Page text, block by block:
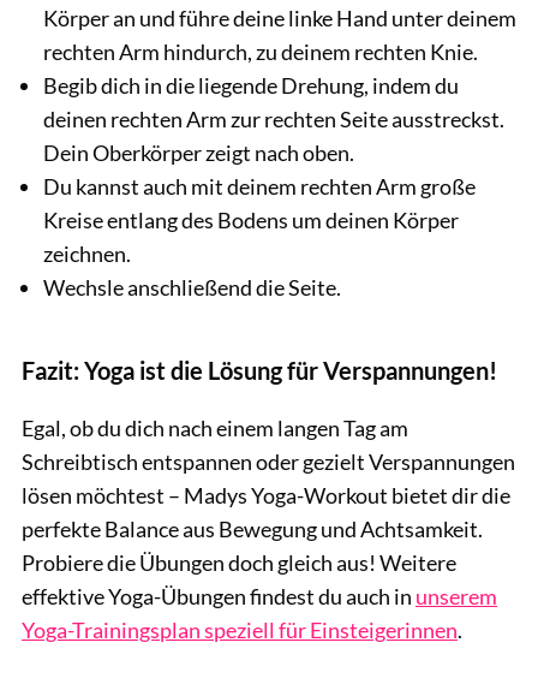
Körper an und führe deine linke Hand unter deinem
rechten Arm hindurch, zu deinem rechten Knie.
Begib dich in die liegende Drehung, indem du
deinen rechten Arm zur rechten Seite ausstreckst.
Dein Oberkörper zeigt nach oben.
Du kannst auch mit deinem rechten Arm große
Kreise entlang des Bodens um deinen Körper
zeichnen.
Wechsle anschließend die Seite.
Fazit: Yoga ist die Lösung für Verspannungen!
Egal, ob du dich nach einem langen Tag am
Schreibtisch entspannen oder gezielt Verspannungen
lösen möchtest – Madys Yoga-Workout bietet dir die
perfekte Balance aus Bewegung und Achtsamkeit.
Probiere die Übungen doch gleich aus! Weitere
effektive Yoga-Übungen findest du auch in unserem
Yoga-Trainingsplan speziell für Einsteigerinnen.